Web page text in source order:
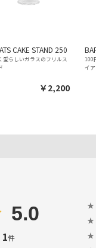
CAKE STAND 250
愛らしいガラスのフリルス
￥2,200
100
イ
5.0
1件
★
★
★